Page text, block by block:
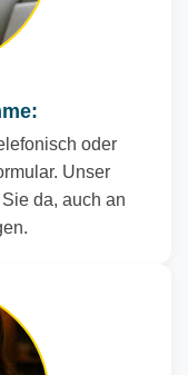
oder
Unser
da, auch an